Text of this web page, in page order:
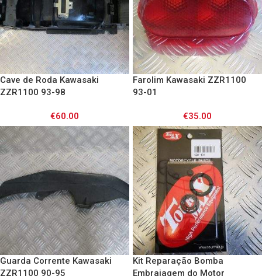
Cave de Roda Kawasaki
ZZR1100 93-98
€60.00
Farolim Kawasaki ZZR1100
93-01
€35.00
Guarda Corrente Kawasaki
ZZR1100 90-95
Kit Reparação Bomba
Embraiagem do Motor